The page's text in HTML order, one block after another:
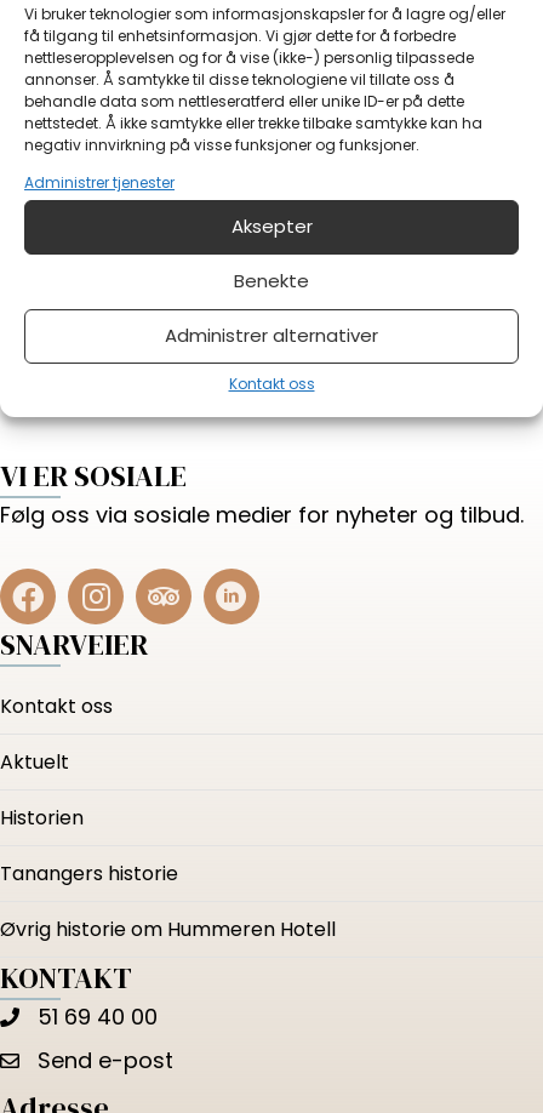
Vi bruker teknologier som informasjonskapsler for å lagre og/eller
få tilgang til enhetsinformasjon. Vi gjør dette for å forbedre
nettleseropplevelsen og for å vise (ikke-) personlig tilpassede
annonser. Å samtykke til disse teknologiene vil tillate oss å
behandle data som nettleseratferd eller unike ID-er på dette
nettstedet. Å ikke samtykke eller trekke tilbake samtykke kan ha
negativ innvirkning på visse funksjoner og funksjoner.
Administrer tjenester
Aksepter
Benekte
Administrer alternativer
Kontakt oss
Melding
Har du noe på hjertet?
Send skjema
VI ER SOSIALE
Følg oss via sosiale medier for nyheter og tilbud.
SNARVEIER
Kontakt oss
Aktuelt
Historien
Tanangers historie
Øvrig historie om Hummeren Hotell
KONTAKT
51 69 40 00
Send e-post